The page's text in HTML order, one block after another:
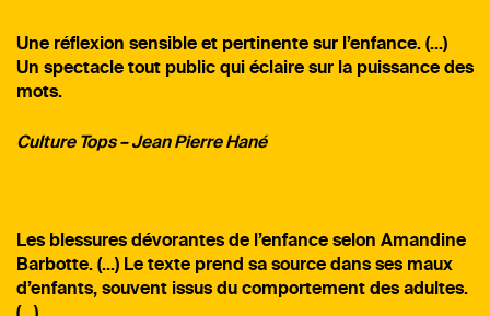
Une réflexion sensible et pertinente sur l’enfance. (…)
Un spectacle tout public qui éclaire sur la puissance des
mots.
Culture Tops – Jean Pierre Hané
Les blessures dévorantes de l’enfance selon Amandine
Barbotte. (…) Le texte prend sa source dans ses maux
d’enfants, souvent issus du comportement des adultes.